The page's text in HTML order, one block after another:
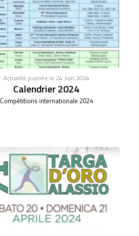
Actualité publiée le 24 Juin 2024
Calendrier 2024
Compétitions internationale 2024